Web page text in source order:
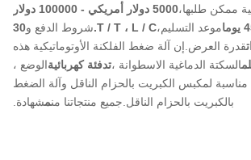
ممكن طلبها،
5000 دولار أمريكي - 100000 دولار
موعد التسليم،T / T ، L / C. شروط الدفع و30
قدرة العرض.إن آلة ضغط الفلكنة الأوتوماتيكية هذه
السكتة الدماغية الاسطوانة ،تدفئة كهربائيةالوضع ،
مناسبة لمكبس الكبريت بالحزام الناقل وآلة الضغط
بالكبريت بالحزام الناقل.جميع منتجاتنا منمشهادة.